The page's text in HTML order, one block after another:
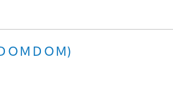
ＭＤＯＭ)